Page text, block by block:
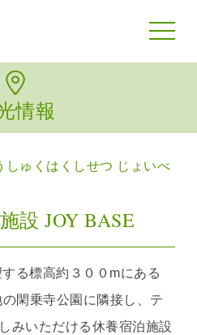
toggle
情報
ゅくはくしせつ じょいべ
設 JOY BASE
る標高約３００mにある
閑乗寺公園に隣接し、テ
みいただける休養宿泊施設